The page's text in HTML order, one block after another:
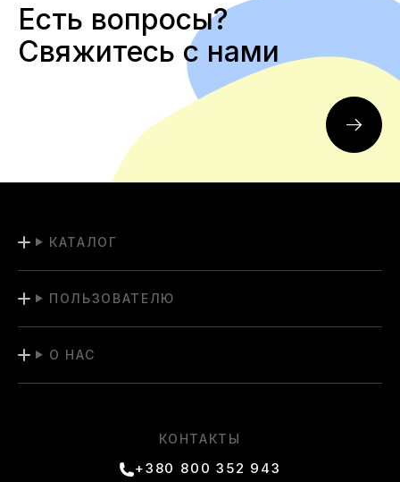
Есть вопросы?
Свяжитесь с нами
КАТАЛОГ
ПОЛЬЗОВАТЕЛЮ
О НАС
КОНТАКТЫ
+380 800 352 943